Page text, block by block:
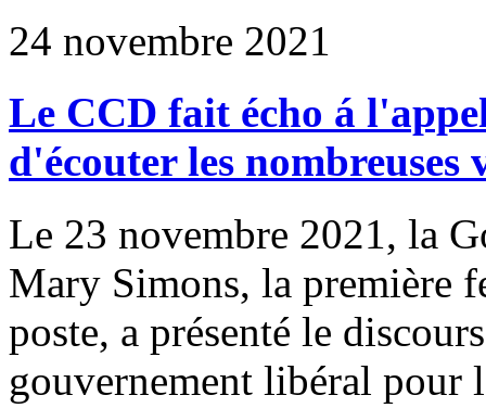
24 novembre 2021
Le CCD fait écho á
d'écouter les
Le 23 novembre 2021, la
Mary Simons, la première
poste, a présenté le
gouvernement libéral pour